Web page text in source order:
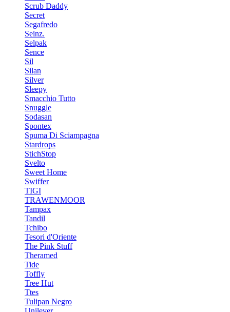
Scrub Daddy
Secret
Segafredo
Seinz.
Selpak
Sence
Sil
Silan
Silver
Sleepy
Smacchio Tutto
Snuggle
Sodasan
Spontex
Spuma Di Sciampagna
Stardrops
StichStop
Svelto
Sweet Home
Swiffer
TIGI
TRAWENMOOR
Tampax
Tandil
Tchibo
Tesori d'Oriente
The Pink Stuff
Theramed
Tide
Toffly
Tree Hut
Ttes
Tulipan Negro